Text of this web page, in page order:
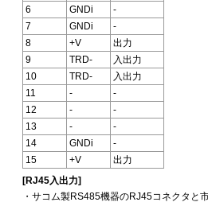
6
GNDi
-
7
GNDi
-
8
+V
出力
9
TRD-
入出力
10
TRD-
入出力
11
-
-
12
-
-
13
-
-
14
GNDi
-
15
+V
出力
[RJ45入出力]
・サコム製RS485機器のRJ45コネクタと